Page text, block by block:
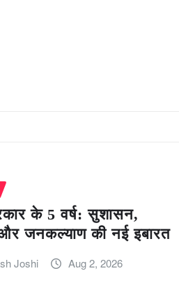
के 5 वर्ष: सुशासन,
जनकल्याण की नई इबारत
Joshi Aug 2, 2026